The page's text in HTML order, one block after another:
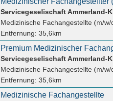
Servicegeselischaft Ammerland-
Medizinische Fachangestellte (m/w/
Entfernung: 35,6km
Servicegeselischaft Ammerland-
Medizinische Fachangestellte (m/w/
Entfernung: 35,6km
Medizinische Fachangestellte